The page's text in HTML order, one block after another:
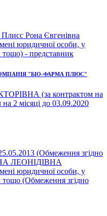
Рона Євгенівна
юридичної особи, у
тощо) - представник
"БІО-ФАРМА ПЛЮС"
(за контрактом на
2 місяці до 03.09.2020
(Обмеження згідно
ЛЕОНІДІВНА
юридичної особи, у
тощо (Обмеження згідно